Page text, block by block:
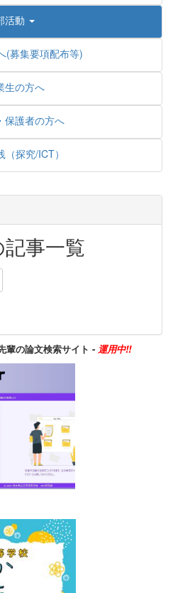
活動
(募集要項配布等)
生の方へ
保護者の方へ
（探究/ICT）
事一覧
輩の論文検索サイト - 運用中!!